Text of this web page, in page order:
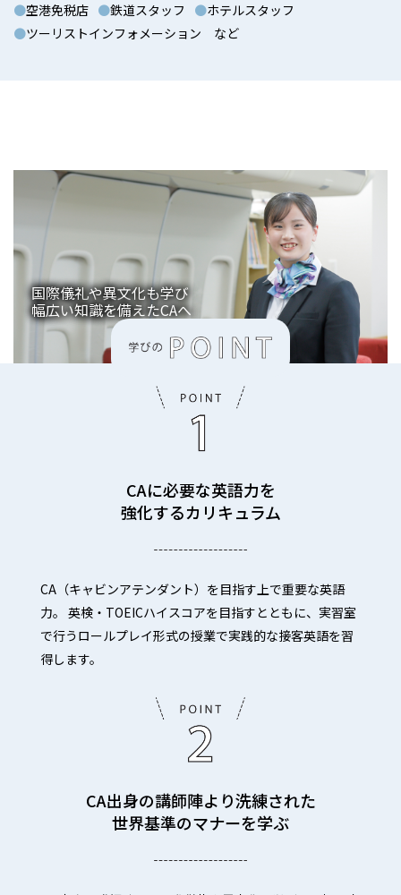
空港免税店
鉄道スタッフ
ホテルスタッフ
ツーリストインフォメーション など
国際儀礼や異文化も学び
幅広い知識を備えたCAへ
CAに必要な英語力を
強化するカリキュラム
CA（キャビンアテンダント）を目指す上で重要な英語
力。 英検・TOEICハイスコアを目指すとともに、実習室
で行うロールプレイ形式の授業で実践的な接客英語を習
得します。
CA出身の講師陣より洗練された
世界基準のマナーを学ぶ